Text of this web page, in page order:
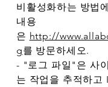
비활성화하는 방법
내용
은 http://
g를 방문하세오.
- "로그 파일"은 사
는 작업을 추적하고